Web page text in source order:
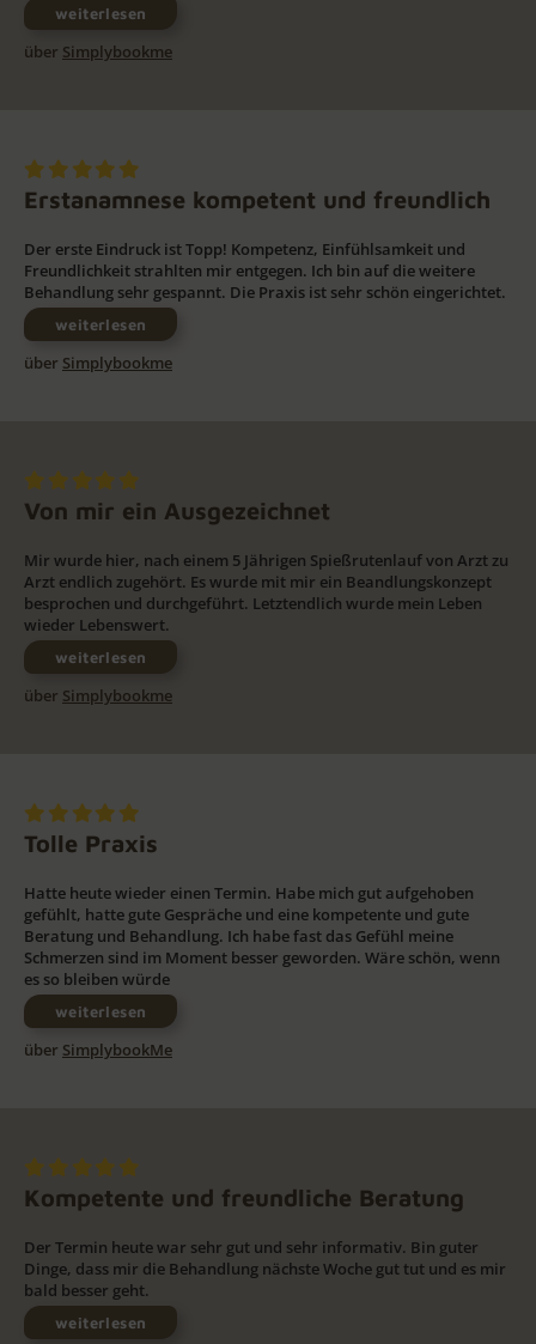
weiterlesen
über Simplybookme
Erstanamnese kompetent und freundlich
Der erste Eindruck ist Topp! Kompetenz, Einfühlsamkeit und
Freundlichkeit strahlten mir entgegen. Ich bin auf die weitere
Behandlung sehr gespannt. Die Praxis ist sehr schön eingerichtet.
weiterlesen
über Simplybookme
Von mir ein Ausgezeichnet
Mir wurde hier, nach einem 5 Jährigen Spießrutenlauf von Arzt zu
Arzt endlich zugehört. Es wurde mit mir ein Beandlungskonzept
besprochen und durchgeführt. Letztendlich wurde mein Leben
wieder Lebenswert.
weiterlesen
über Simplybookme
Tolle Praxis
Hatte heute wieder einen Termin. Habe mich gut aufgehoben
gefühlt, hatte gute Gespräche und eine kompetente und gute
Beratung und Behandlung. Ich habe fast das Gefühl meine
Schmerzen sind im Moment besser geworden. Wäre schön, wenn
es so bleiben würde
weiterlesen
über SimplybookMe
Kompetente und freundliche Beratung
Der Termin heute war sehr gut und sehr informativ. Bin guter
Dinge, dass mir die Behandlung nächste Woche gut tut und es mir
bald besser geht.
weiterlesen